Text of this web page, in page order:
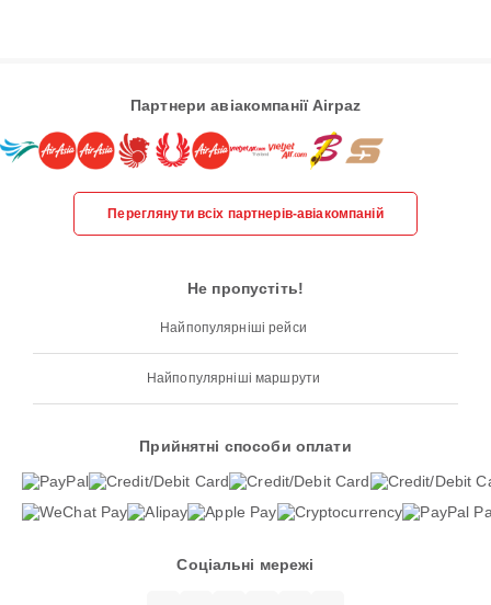
Партнери авіакомпанії Airpaz
Переглянути всіх партнерів-авіакомпаній
Не пропустіть!
Найпопулярніші рейси
Найпопулярніші маршрути
Прийнятні способи оплати
Соціальні мережі